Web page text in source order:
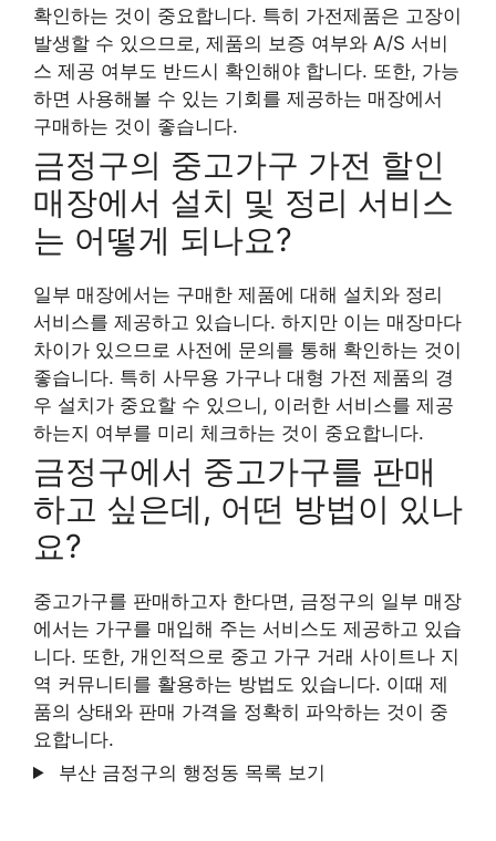
확인하는 것이 중요합니다. 특히 가전제품은 고장이
발생할 수 있으므로, 제품의 보증 여부와 A/S 서비
스 제공 여부도 반드시 확인해야 합니다. 또한, 가능
하면 사용해볼 수 있는 기회를 제공하는 매장에서
구매하는 것이 좋습니다.
금정구의 중고가구 가전 할인
매장에서 설치 및 정리 서비스
는 어떻게 되나요?
일부 매장에서는 구매한 제품에 대해 설치와 정리
서비스를 제공하고 있습니다. 하지만 이는 매장마다
차이가 있으므로 사전에 문의를 통해 확인하는 것이
좋습니다. 특히 사무용 가구나 대형 가전 제품의 경
우 설치가 중요할 수 있으니, 이러한 서비스를 제공
하는지 여부를 미리 체크하는 것이 중요합니다.
금정구에서 중고가구를 판매
하고 싶은데, 어떤 방법이 있나
요?
중고가구를 판매하고자 한다면, 금정구의 일부 매장
에서는 가구를 매입해 주는 서비스도 제공하고 있습
니다. 또한, 개인적으로 중고 가구 거래 사이트나 지
역 커뮤니티를 활용하는 방법도 있습니다. 이때 제
품의 상태와 판매 가격을 정확히 파악하는 것이 중
요합니다.
부산 금정구의 행정동 목록 보기